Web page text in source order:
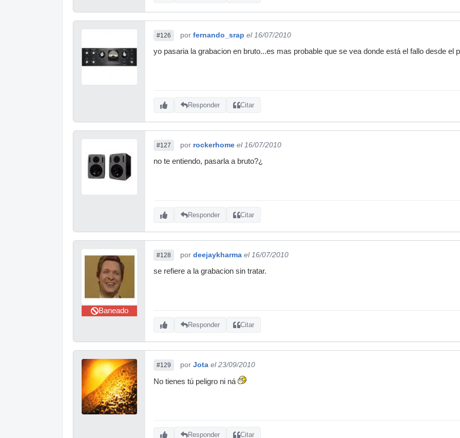
#126 por fernando_srap el 16/07/2010
yo pasaria la grabacion en bruto...es mas probable que se vea donde está el fallo desde el
Responder Citar
#127 por rockerhome el 16/07/2010
no te entiendo, pasarla a bruto?¿
Responder Citar
Baneado
#128 por deejaykharma el 16/07/2010
se refiere a la grabacion sin tratar.
Responder Citar
#129 por Jota el 23/09/2010
No tienes tú peligro ni ná
Responder Citar